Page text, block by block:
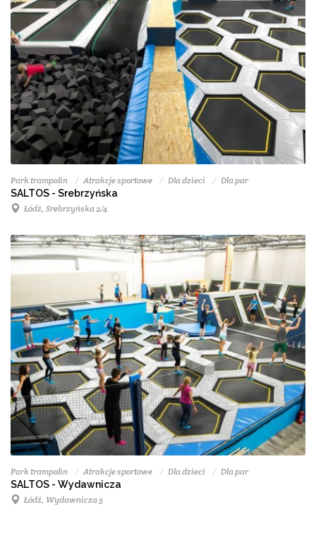
Park trampolin Atrakcje sportowe Dla dzieci Dla par
SALTOS - Srebrzyńska
Łódź, Srebrzyńska 2/4
Park trampolin Atrakcje sportowe Dla dzieci Dla par
SALTOS - Wydawnicza
Łódź, Wydawnicza 5